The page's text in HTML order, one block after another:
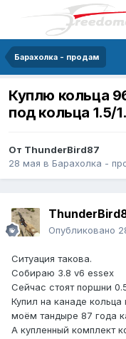
Барахолка - продам
Куплю кольца
под кольца 1.5/
От ThunderBird87
28 мая в Барахолка -
Опубликовано
Ситуация такова.
Собираю 3.8 v6 essex
Сейчас стоят поршни
Купил на канаде кольца
моём тандыре 87 года
А купленный комплект